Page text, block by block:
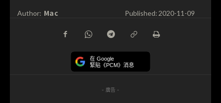
Author: Mac Published: 2020-11-09
在 Google
緊貼《PCM》消息
- 廣告 -